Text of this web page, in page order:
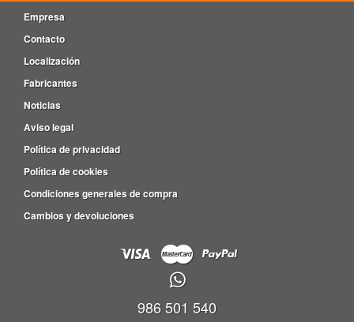
Empresa
Contacto
Localización
Fabricantes
Noticias
Aviso legal
Política de privacidad
Política de cookies
Condiciones generales de compra
Cambios y devoluciones
986 501 540